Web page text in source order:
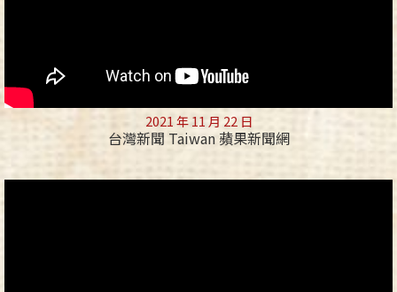
2021 年 11 月 22 日
台灣新聞 Taiwan 蘋果新聞網